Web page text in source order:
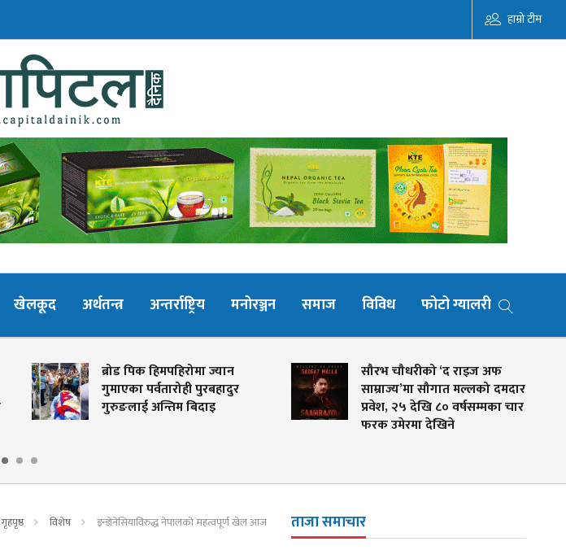
हाम्रो टीम
खेलकूद अर्थतन्त्र अन्तर्राष्ट्रिय मनोरञ्जन समाज विविध फोटो ग्यालरी
ब्रोड पिक हिमपहिरोमा ज्यान
गुमाएका पर्वतारोही पुरबहादुर
गुरुङलाई अन्तिम बिदाइ
सौरभ चौधरीको ‘द राइज अफ
साम्राज्य’मा सौगात मल्लको दमदार
प्रवेश, २५ देखि ८० वर्षसम्मका चार
फरक उमेरमा देखिने
गृहपृष्ठ विशेष इन्डोनेसियाविरुद्ध नेपालको महत्वपूर्ण खेल आज ताजा समाचार